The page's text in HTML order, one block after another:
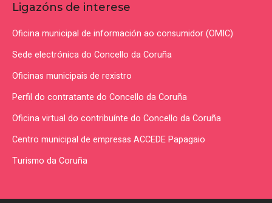
Ligazóns de interese
Oficina municipal de información ao consumidor (OMIC)
Sede electrónica do Concello da Coruña
Oficinas municipais de rexistro
Perfil do contratante do Concello da Coruña
Oficina virtual do contribuínte do Concello da Coruña
Centro municipal de empresas ACCEDE Papagaio
Turismo da Coruña